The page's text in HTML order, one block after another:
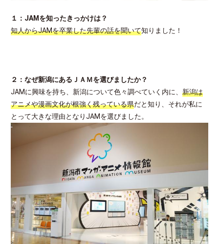
１：JAMを知ったきっかけは？
知人からJAMを卒業した先輩の話を聞いて知りました！
２：なぜ新潟にあるＪＡＭを選びましたか？
JAMに興味を持ち、新潟について色々調べていく内に、新潟は
アニメや漫画文化が根強く残っている県だと知り、それが私に
とって大きな理由となりJAMを選びました。